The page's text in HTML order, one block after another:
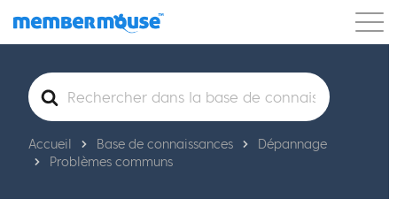
Caractéristiques Clients Tarification
Commencer
Rechercher
Accueil Base de connaissances
Dépannage
Problèmes communs